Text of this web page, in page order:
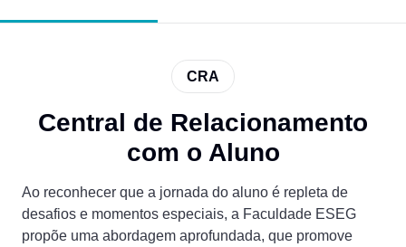
CRA
Central de Relacionamento
com o Aluno
Ao reconhecer que a jornada do aluno é repleta de
desafios e momentos especiais, a Faculdade ESEG
propõe uma abordagem aprofundada, que promove